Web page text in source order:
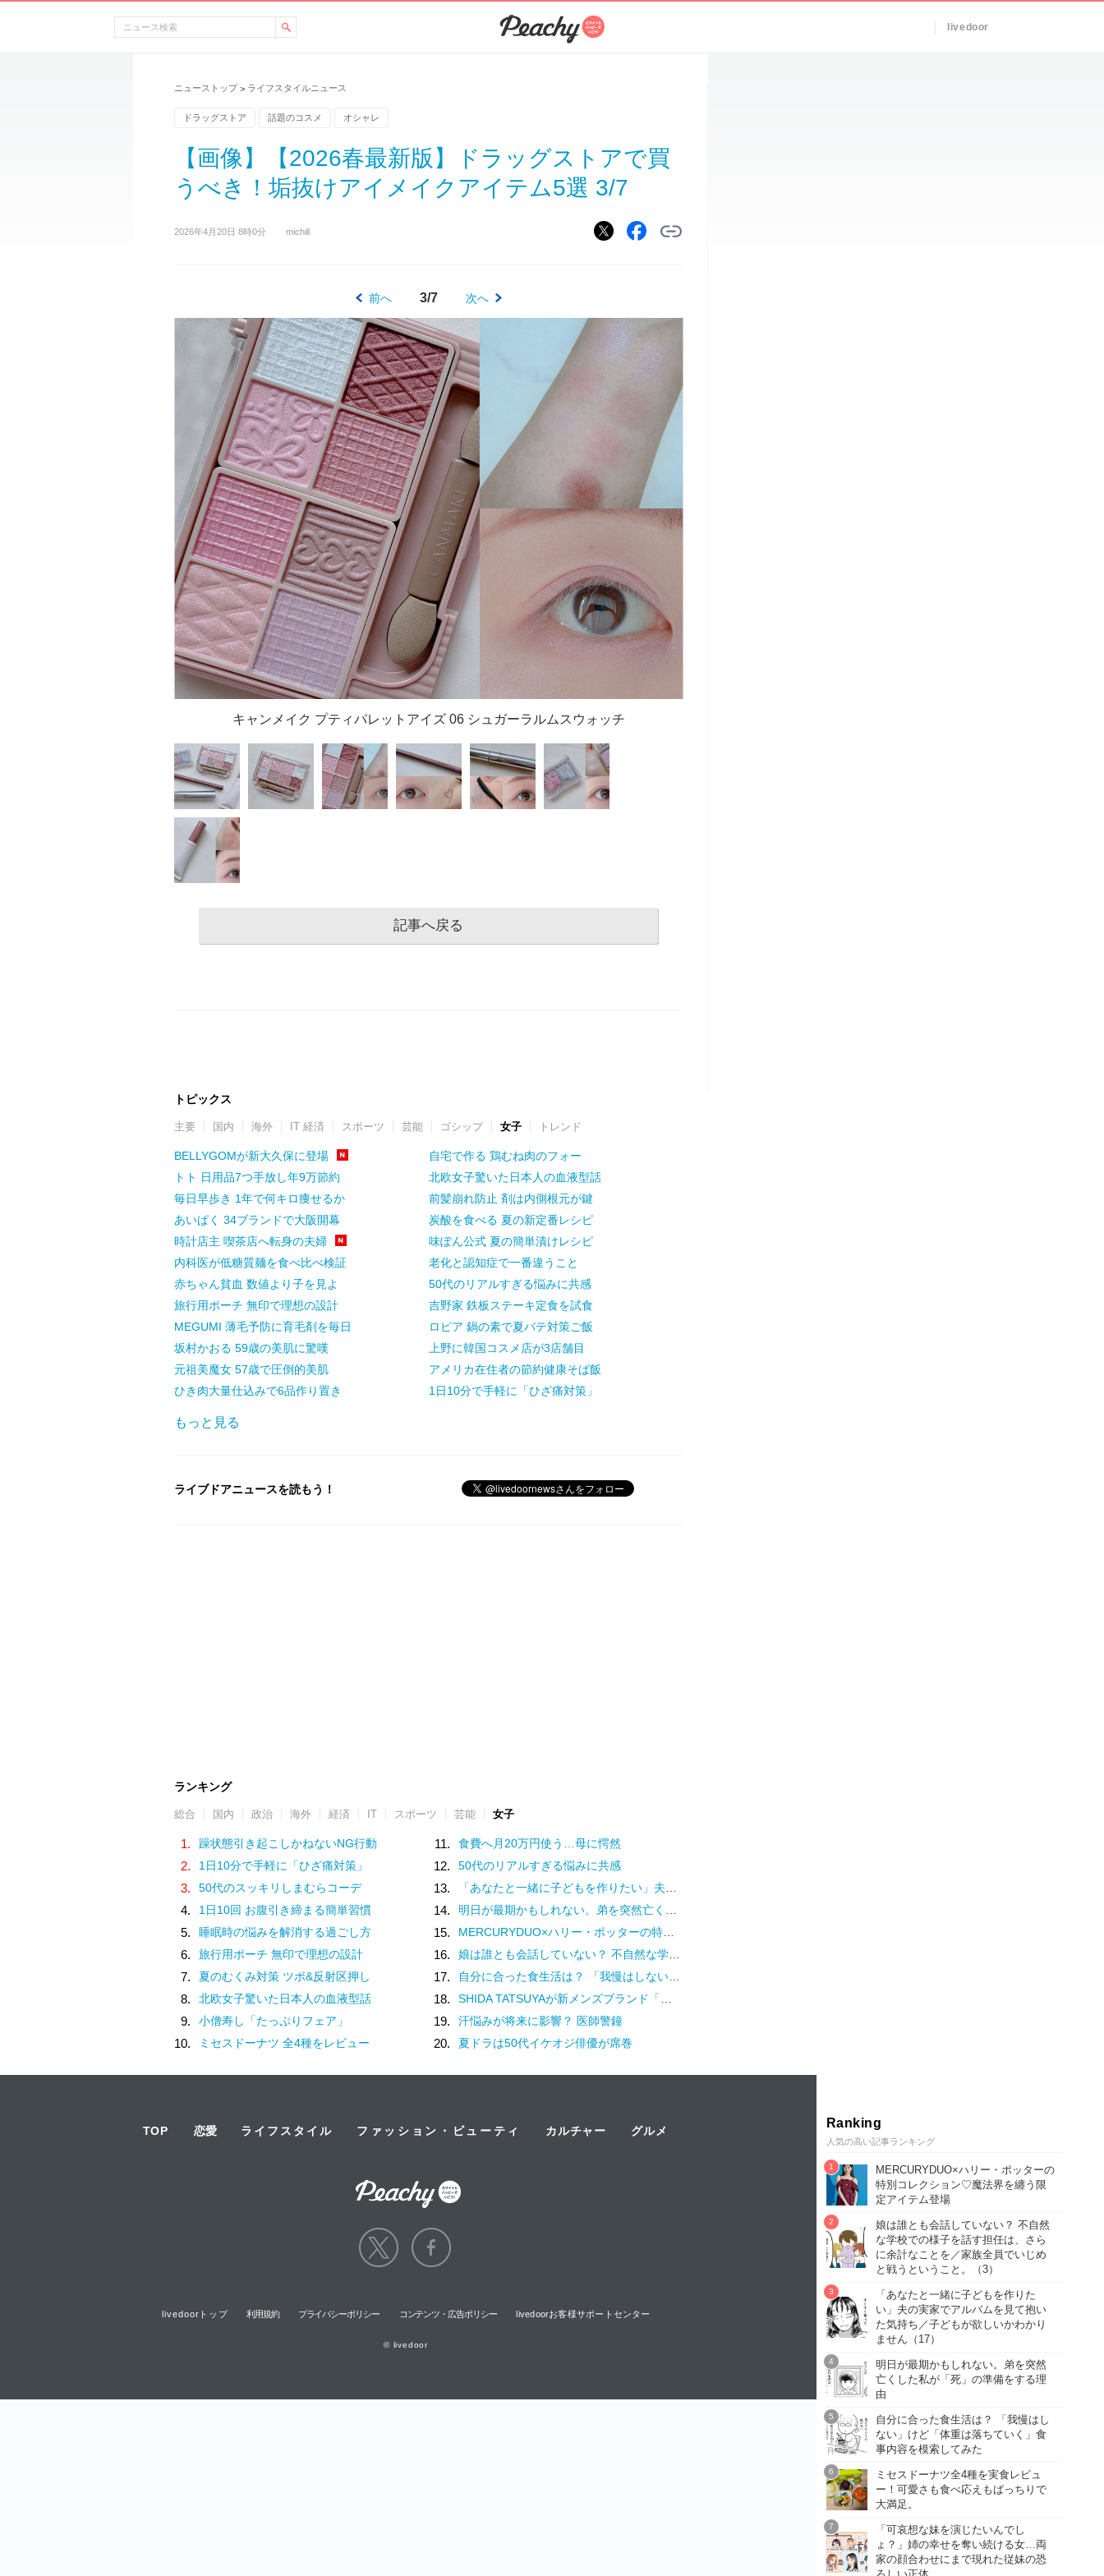
livedoor
ニューストップ > ライフスタイルニュース
ドラッグストア 話題のコスメ オシャレ
【画像】【2026春最新版】ドラッグストアで買
うべき！垢抜けアイメイクアイテム5選 3/7
2026年4月20日 8時0分 michill
前へ 3/7 次へ
キャンメイク プティパレットアイズ 06 シュガーラルムスウォッチ
記事へ戻る
トピックス
主要 国内 海外 IT 経済 スポーツ 芸能 ゴシップ 女子 トレンド
BELLYGOMが新大久保に登場
トト 日用品7つ手放し年9万節約
毎日早歩き 1年で何キロ痩せるか
あいぱく 34ブランドで大阪開幕
時計店主 喫茶店へ転身の夫婦
内科医が低糖質麺を食べ比べ検証
赤ちゃん貧血 数値より子を見よ
旅行用ポーチ 無印で理想の設計
MEGUMI 薄毛予防に育毛剤を毎日
坂村かおる 59歳の美肌に驚嘆
元祖美魔女 57歳で圧倒的美肌
ひき肉大量仕込みで6品作り置き
自宅で作る 鶏むね肉のフォー
北欧女子驚いた日本人の血液型話
前髪崩れ防止 剤は内側根元が鍵
炭酸を食べる 夏の新定番レシピ
味ぽん公式 夏の簡単漬けレシピ
老化と認知症で一番違うこと
50代のリアルすぎる悩みに共感
吉野家 鉄板ステーキ定食を試食
ロピア 鍋の素で夏バテ対策ご飯
上野に韓国コスメ店が3店舗目
アメリカ在住者の節約健康そば飯
1日10分で手軽に「ひざ痛対策」
もっと見る
ライブドアニュースを読もう！
ランキング
総合 国内 政治 海外 経済 IT スポーツ 芸能 女子
1. 躁状態引き起こしかねないNG行動
2. 1日10分で手軽に「ひざ痛対策」
3. 50代のスッキリしまむらコーデ
4. 1日10回 お腹引き締まる簡単習慣
5. 睡眠時の悩みを解消する過ごし方
6. 旅行用ポーチ 無印で理想の設計
7. 夏のむくみ対策 ツボ&反射区押し
8. 北欧女子驚いた日本人の血液型話
9. 小僧寿し「たっぷりフェア」
10. ミセスドーナツ 全4種をレビュー
11. 食費へ月20万円使う…母に愕然
12. 50代のリアルすぎる悩みに共感
13. 「あなたと一緒に子どもを作りたい」夫の実家でアルバムを見て抱いた気持ち／子どもが欲しいかわかりません（17）
14. 明日が最期かもしれない。弟を突然亡くした私が「死」の準備をする理由
15. MERCURYDUO×ハリー・ポッターの特別コレクション♡魔法界を纏う限定アイテム登場
16. 娘は誰とも会話していない？ 不自然な学校での様子を話す担任は、さらに余計なことを／家族全員でいじめと戦うということ。（3）
17. 自分に合った食生活は？ 「我慢はしない」けど「体重は落ちていく」食事内容を模索してみた
18. SHIDA TATSUYAが新メンズブランド「ペドロソ」を立ち上げ
19. 汗悩みが将来に影響？ 医師警鐘
20. 夏ドラは50代イケオジ俳優が席巻
Ranking
人気の高い記事ランキング
MERCURYDUO×ハリー・ポッターの
特別コレクション♡魔法界を纏う限
定アイテム登場
娘は誰とも会話していない？ 不自然
な学校での様子を話す担任は、さら
に余計なことを／家族全員でいじめ
と戦うということ。（3）
「あなたと一緒に子どもを作りた
い」夫の実家でアルバムを見て抱い
た気持ち／子どもが欲しいかわかり
ません（17）
明日が最期かもしれない。弟を突然
亡くした私が「死」の準備をする理
由
自分に合った食生活は？ 「我慢はし
ない」けど「体重は落ちていく」食
事内容を模索してみた
ミセスドーナツ全4種を実食レビュ
ー！可愛さも食べ応えもばっちりで
大満足。
「可哀想な妹を演じたいんでし
ょ？」姉の幸せを奪い続ける女…両
家の顔合わせにまで現れた従妹の恐
TOP 恋愛 ライフスタイル ファッション・ビューティ カルチャー グルメ
livedoorトップ 利用規約 プライバシーポリシー コンテンツ・広告ポリシー livedoorお客様サポートセンター
© livedoor